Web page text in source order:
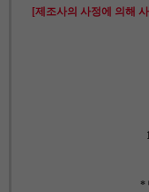
[제조사의 사정에 의해
*